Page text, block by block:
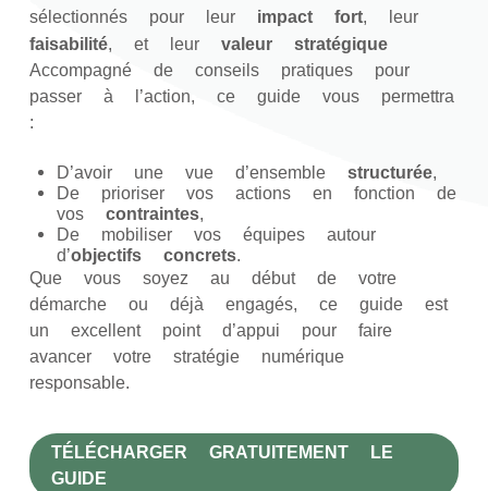
sélectionnés pour leur impact fort, leur
faisabilité, et leurvaleur stratégique
Accompagné de conseils pratiques pour
passer à l’action, ce guide vous permettra
:
D’avoir une vue d’ensemblestructurée,
De prioriser vos actions en fonction de
voscontraintes,
De mobiliser vos équipes autour
d’objectifs concrets.
Que vous soyez au début de votre
démarche ou déjà engagés, ce guide est
un excellent point d’appui pour faire
avancer votre stratégie numérique
responsable.
TÉLÉCHARGER GRATUITEMENT LE
GUIDE